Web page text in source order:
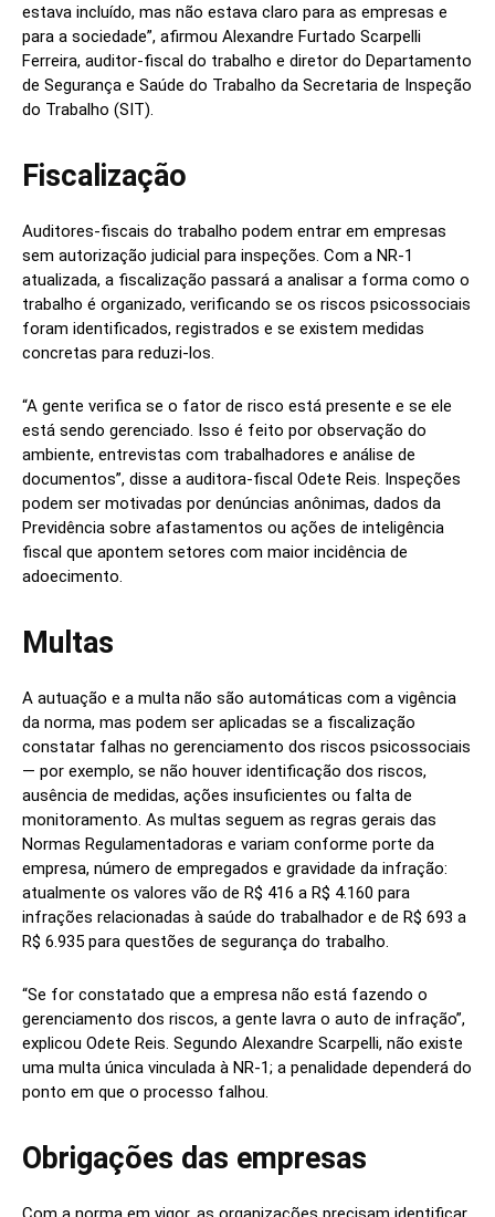
estava incluído, mas não estava claro para as empresas e
para a sociedade”, afirmou Alexandre Furtado Scarpelli
Ferreira, auditor‑fiscal do trabalho e diretor do Departamento
de Segurança e Saúde do Trabalho da Secretaria de Inspeção
do Trabalho (SIT).
Fiscalização
Auditores‑fiscais do trabalho podem entrar em empresas
sem autorização judicial para inspeções. Com a NR‑1
atualizada, a fiscalização passará a analisar a forma como o
trabalho é organizado, verificando se os riscos psicossociais
foram identificados, registrados e se existem medidas
concretas para reduzi‑los.
“A gente verifica se o fator de risco está presente e se ele
está sendo gerenciado. Isso é feito por observação do
ambiente, entrevistas com trabalhadores e análise de
documentos”, disse a auditora‑fiscal Odete Reis. Inspeções
podem ser motivadas por denúncias anônimas, dados da
Previdência sobre afastamentos ou ações de inteligência
fiscal que apontem setores com maior incidência de
adoecimento.
Multas
A autuação e a multa não são automáticas com a vigência
da norma, mas podem ser aplicadas se a fiscalização
constatar falhas no gerenciamento dos riscos psicossociais
— por exemplo, se não houver identificação dos riscos,
ausência de medidas, ações insuficientes ou falta de
monitoramento. As multas seguem as regras gerais das
Normas Regulamentadoras e variam conforme porte da
empresa, número de empregados e gravidade da infração:
atualmente os valores vão de R$ 416 a R$ 4.160 para
infrações relacionadas à saúde do trabalhador e de R$ 693 a
R$ 6.935 para questões de segurança do trabalho.
“Se for constatado que a empresa não está fazendo o
gerenciamento dos riscos, a gente lavra o auto de infração”,
explicou Odete Reis. Segundo Alexandre Scarpelli, não existe
uma multa única vinculada à NR‑1; a penalidade dependerá do
ponto em que o processo falhou.
Obrigações das empresas